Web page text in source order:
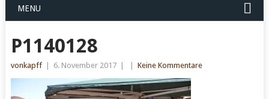
MENU
P1140128
vonkapff 6. November 2017 Keine Kommentare